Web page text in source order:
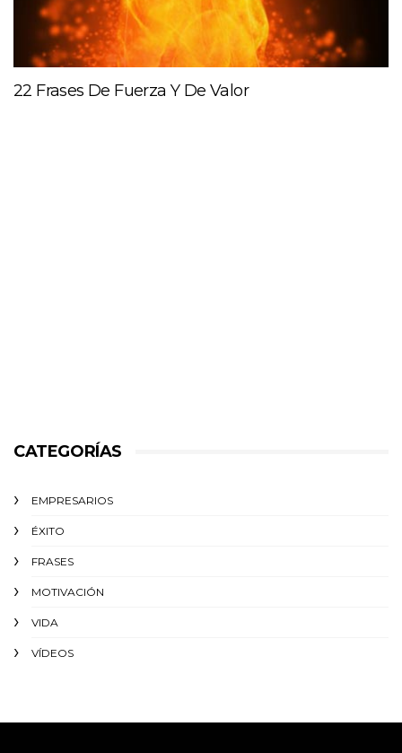
22 Frases De Fuerza Y De Valor
CATEGORÍAS
EMPRESARIOS
ÉXITO‬
FRASES
MOTIVACIÓN
VIDA
VÍDEOS